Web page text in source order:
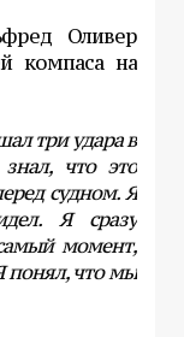
Оливер
компаса на
три удара в
что это
судном. Я
Я сразу
момент,
понял, что мы